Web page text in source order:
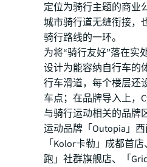
定位为骑行主题的商业
城市骑行道无缝衔接，
骑行路线的一环。
为将“骑行友好”落在实
设计为能容纳自行车的
行车滑道，每个楼层还
车点；在品牌导入上，
与骑行运动相关的品牌
运动品牌「Outopia」
「Kolor卡勒」成都首
跑」社群旗舰店、「